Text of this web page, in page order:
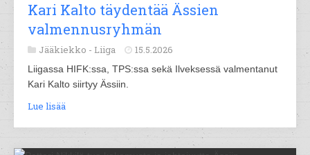
Kari Kalto täydentää Ässien
valmennusryhmän
Jääkiekko - Liiga 15.5.2026
Liigassa HIFK:ssa, TPS:ssa sekä Ilveksessä valmentanut
Kari Kalto siirtyy Ässiin.
Lue lisää